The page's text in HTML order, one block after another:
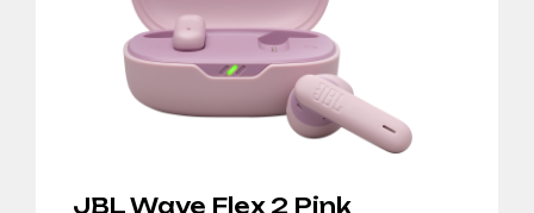
JBL Wave Flex 2 Pink